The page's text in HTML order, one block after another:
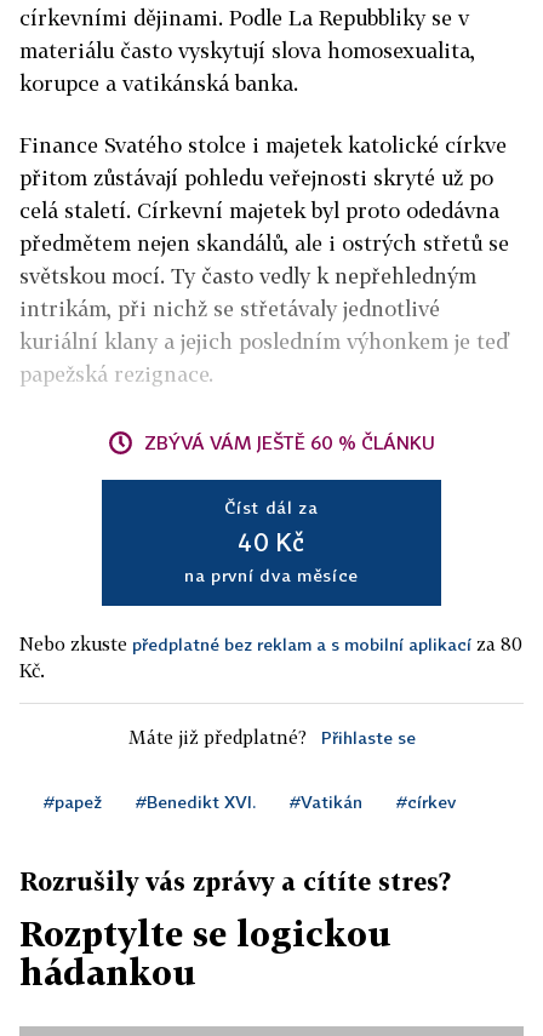
církevními dějinami. Podle La Repubbliky se v
materiálu často vyskytují slova homosexualita,
korupce a vatikánská banka.
Finance Svatého stolce i majetek katolické církve
přitom zůstávají pohledu veřejnosti skryté už po
celá staletí. Církevní majetek byl proto odedávna
předmětem nejen skandálů, ale i ostrých střetů se
světskou mocí. Ty často vedly k nepřehledným
intrikám, při nichž se střetávaly jednotlivé
kuriální klany a jejich posledním výhonkem je teď
papežská rezignace.
ZBÝVÁ VÁM JEŠTĚ 60 % ČLÁNKU
Číst dál za
40 Kč
na první dva měsíce
Nebo zkuste předplatné bez reklam a s mobilní aplikací za 80
Kč.
Máte již předplatné? Přihlaste se
#papež #Benedikt XVI. #Vatikán #církev
Rozrušily vás zprávy a cítíte stres?
Rozptylte se logickou
hádankou